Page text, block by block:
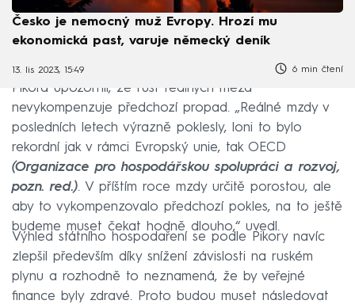
Česko je nemocný muž Evropy. Hrozí mu
ekonomická past, varuje německý deník
13. lis 2023, 15:49 6 min čtení
Pikora upozornil, že růst reálných mezd
nevykompenzuje předchozí propad. „Reálné mzdy v
posledních letech výrazně poklesly, loni to bylo
rekordní jak v rámci Evropský unie, tak OECD
(Organizace pro hospodářskou spolupráci a rozvoj,
pozn. red.). V příštím roce mzdy určitě porostou, ale
aby to vykompenzovalo předchozí pokles, na to ještě
budeme muset čekat hodně dlouho,“ uvedl.
Výhled státního hospodaření se podle Pikory navíc
zlepšil především díky snížení závislosti na ruském
plynu a rozhodně to neznamená, že by veřejné
finance byly zdravé. Proto budou muset následovat